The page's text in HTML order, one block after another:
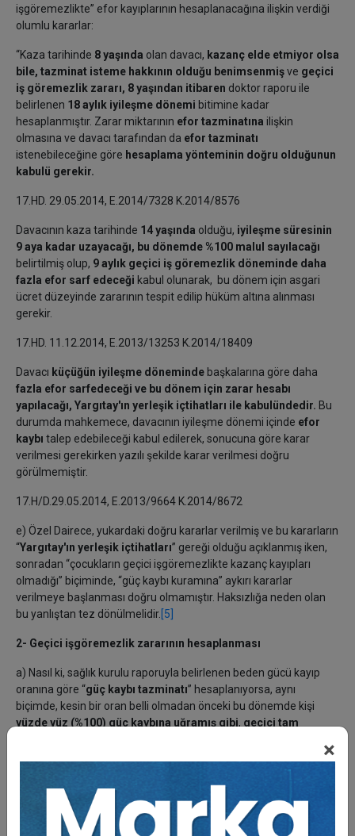
×
işgöremezlikte” efor kayıplarının hesaplanacağına ilişkin verdiği
olumlu kararlar:
“Kaza tarihinde 8 yaşında olan davacı, kazanç elde etmiyor olsa
bile, tazminat isteme hakkının olduğu benimsenmişve geçici
iş göremezlik zararı, 8 yaşından itibaren doktor raporu ile
belirlenen 18 aylık iyileşme dönemi bitimine kadar
hesaplanmıştır. Zarar miktarının efor tazminatına ilişkin
olmasına ve davacı tarafından da efor tazminatı
istenebileceğine göre hesaplama yönteminin doğru olduğunun
kabulü gerekir.
17.HD. 29.05.2014, E.2014/7328 K.2014/8576
Davacının kaza tarihinde 14 yaşında olduğu, iyileşme süresinin
9 aya kadar uzayacağı, bu dönemde %100 malul sayılacağı
belirtilmiş olup, 9 aylık geçici iş göremezlik döneminde daha
fazla efor sarf edeceği kabul olunarak, bu dönem için asgari
ücret düzeyinde zararının tespit edilip hüküm altına alınması
gerekir.
17.HD. 11.12.2014, E.2013/13253 K.2014/18409
Davacı küçüğün iyileşme döneminde başkalarına göre daha
fazla efor sarfedeceği ve bu dönem için zarar hesabı
yapılacağı, Yargıtay'ın yerleşik içtihatları ile kabulündedir. Bu
durumda mahkemece, davacının iyileşme dönemi içinde efor
kaybı talep edebileceği kabul edilerek, sonucuna göre karar
verilmesi gerekirken yazılı şekilde karar verilmesi doğru
görülmemiştir.
17.H/D.29.05.2014, E.2013/9664 K.2014/8672
e) Özel Dairece, yukardaki doğru kararlar verilmiş ve bu kararların
“Yargıtay'ın yerleşik içtihatları” gereği olduğu açıklanmış iken,
sonradan “çocukların geçici işgöremezlikte kazanç kayıpları
olmadığı” biçiminde, “güç kaybı kuramına” aykırı kararlar
verilmeye başlanması doğru olmamıştır. Haksızlığa neden olan
bu yanlıştan tez dönülmelidir. [5]
2- Geçici işgöremezlik zararının hesaplanması
a) Nasıl ki, sağlık kurulu raporuyla belirlenen beden gücü kayıp
oranına göre “güç kaybı tazminatı” hesaplanıyorsa, aynı
biçimde, kesin bir oran belli olmadan önceki bu dönemde kişi
yüzde yüz (%100) güç kaybına uğramış gibi,geçici tam
b) Geçici işgöremezlik zararları, sürekli işgöremezlikte olduğu gibi
hesaplanacaktır. Buna göre, çalışan kişiler yönünden, eğer bu